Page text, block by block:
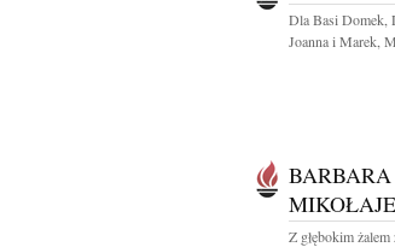
Dla Basi Domek,
Joanna i Marek,
Z głębokim